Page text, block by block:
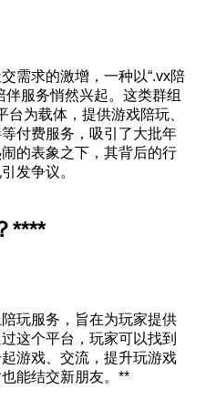
需求的激增，一种以“.vx陪
伴服务悄然兴起。这类群组
台为载体，提供游戏陪玩、
付费服务，吸引了大批年
的表象之下，其背后的行
发争议。
****
玩服务，旨在为玩家提供
这个平台，玩家可以找到
游戏、交流，提升玩游戏
能结交新朋友。**